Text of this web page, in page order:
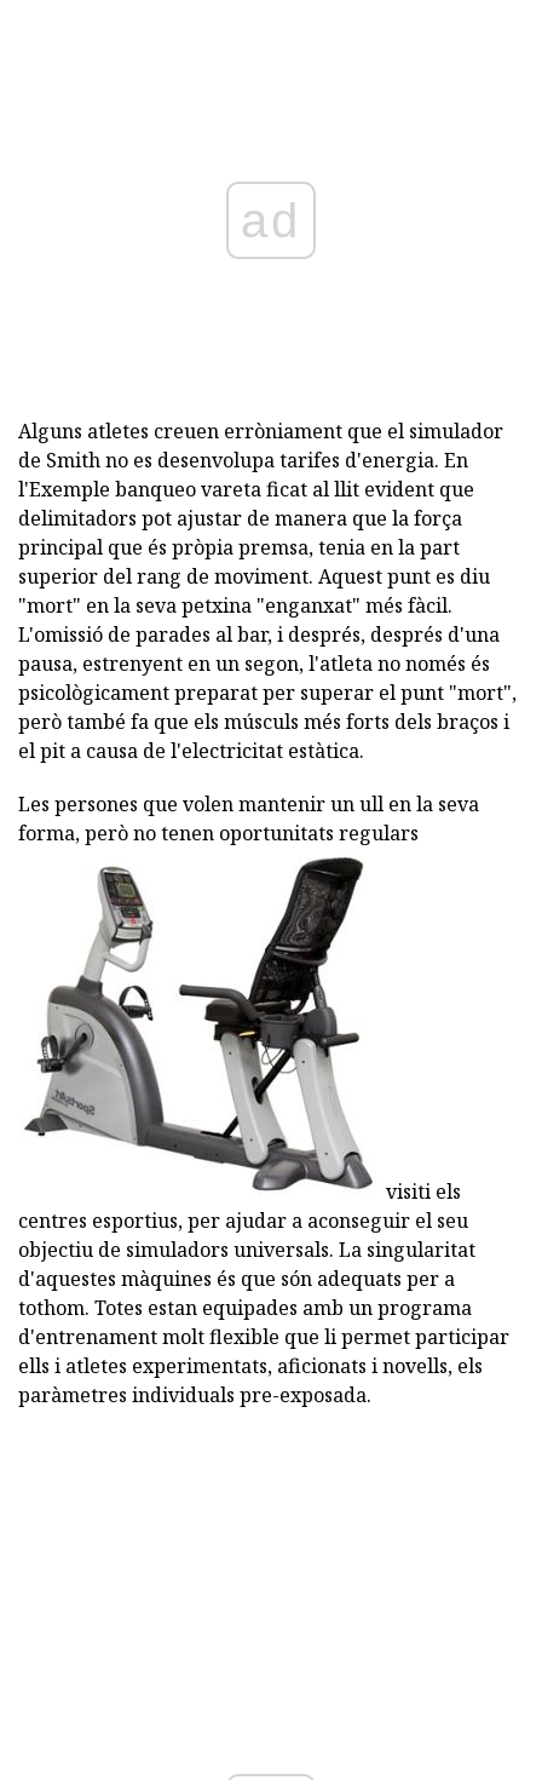
ad
Alguns atletes creuen erròniament que el simulador
de Smith no es desenvolupa tarifes d'energia. En
l'Exemple banqueo vareta ficat al llit evident que
delimitadors pot ajustar de manera que la força
principal que és pròpia premsa, tenia en la part
superior del rang de moviment. Aquest punt es diu
"mort" en la seva petxina "enganxat" més fàcil.
L'omissió de parades al bar, i després, després d'una
pausa, estrenyent en un segon, l'atleta no només és
psicològicament preparat per superar el punt "mort",
però també fa que els músculs més forts dels braços i
el pit a causa de l'electricitat estàtica.
Les persones que volen mantenir un ull en la seva
forma, però no tenen oportunitats regulars
visiti els
centres esportius, per ajudar a aconseguir el seu
objectiu de simuladors universals. La singularitat
d'aquestes màquines és que són adequats per a
tothom. Totes estan equipades amb un programa
d'entrenament molt flexible que li permet participar
ells i atletes experimentats, aficionats i novells, els
paràmetres individuals pre-exposada.